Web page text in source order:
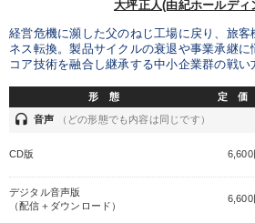
大坪正人(由紀ホールデ
経営危機に瀕した父のねじ工場に戻り、旅
ネス転換。製品サイクルの衰退や事業承継に
コア技術を融合し継承する中小企業群の戦い
形 態 定 価
headset 音声 （どの形態でも内容は同じです）
CD版 6,600
デジタル音声版
（配信＋ダウンロード）
6,600